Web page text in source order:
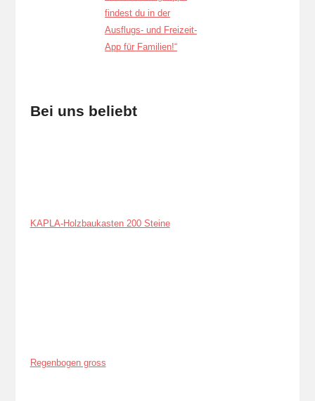
Bei uns beliebt
KAPLA-Holzbaukasten 200 Steine
Regenbogen gross